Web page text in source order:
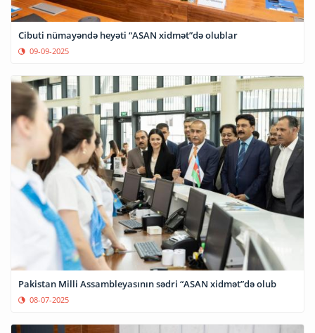
Cibuti nümayəndə heyəti “ASAN xidmət”də olublar
09-09-2025
Pakistan Milli Assambleyasının sədri “ASAN xidmət”də olub
08-07-2025